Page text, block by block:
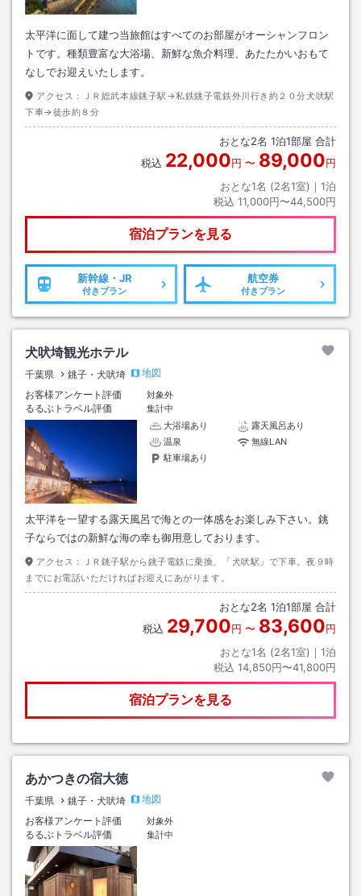
太平洋に面して建つ当旅館はすべてのお部屋がオーシャンフロン
トです。種類豊富な大浴場、新鮮な魚介料理、あたたかいおもて
なしでお迎えいたします。
アクセス：
ＪＲ総武本線銚子駅→私鉄銚子電鉄外川行き約２０分犬吠駅
下車→徒歩約８分
おとな2名 1泊1部屋 合計
税込 22,000円 〜 89,000円
おとな1名 (2名1室)｜ 1泊
税込 11,000円〜44,500円
宿泊プランを見る
新幹線・JR
付きプラン
航空券
付きプラン
犬吠埼観光ホテル
千葉県 銚子・犬吠埼
地図
お客様アンケート評価
対象外
るるぶトラベル評価
集計中
大浴場あり
露天風呂あり
温泉
無線LAN
駐車場あり
太平洋を一望する露天風呂で海との一体感をお楽しみ下さい。銚
子ならではの新鮮な海の幸も御用意しております。
アクセス：
ＪＲ銚子駅から銚子電鉄に乗換、「犬吠駅」で下車。夜９時
までにお電話いただければお迎えにあがります。
おとな2名 1泊1部屋 合計
税込 29,700円 〜 83,600円
おとな1名 (2名1室)｜ 1泊
税込 14,850円〜41,800円
宿泊プランを見る
あかつきの宿大徳
千葉県 銚子・犬吠埼
地図
お客様アンケート評価
対象外
るるぶトラベル評価 集計中